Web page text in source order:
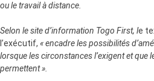
ou le travail à distance.
Selon le site d’information Togo First, le
l’exécutif, « encadre les possibilités
lorsque les circonstances l’exigent et que
permettent ».